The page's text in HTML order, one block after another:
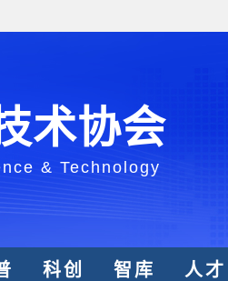
术协会
& Technology
科创 智库 人才